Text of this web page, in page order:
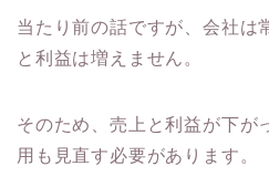
当たり前の話ですが、会社は
と利益は増えません。
そのため、売上と利益が下が
用も見直す必要があります。